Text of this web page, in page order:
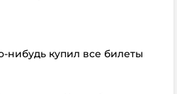
нибудь купил все билеты